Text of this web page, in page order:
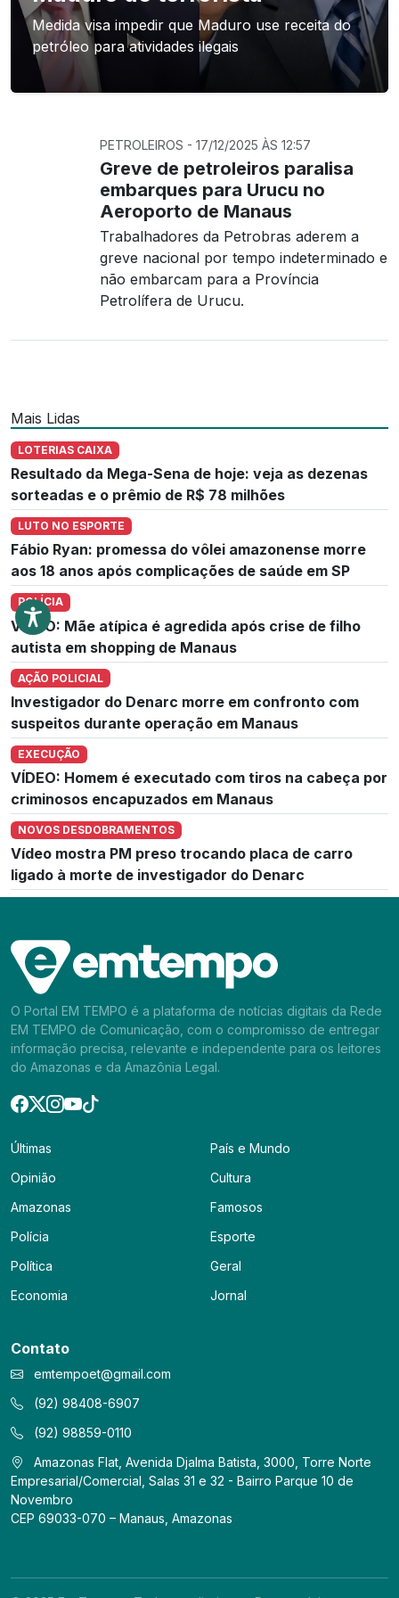
Medida visa impedir que Maduro use receita do
petróleo para atividades ilegais
PETROLEIROS - 17/12/2025 ÀS 12:57
Greve de petroleiros paralisa
embarques para Urucu no
Aeroporto de Manaus
Trabalhadores da Petrobras aderem a
greve nacional por tempo indeterminado e
não embarcam para a Província
Petrolífera de Urucu.
Mais Lidas
LOTERIAS CAIXA
Resultado da Mega-Sena de hoje: veja as dezenas
sorteadas e o prêmio de R$ 78 milhões
LUTO NO ESPORTE
Fábio Ryan: promessa do vôlei amazonense morre
aos 18 anos após complicações de saúde em SP
POLÍCIA
VÍDEO: Mãe atípica é agredida após crise de filho
autista em shopping de Manaus
AÇÃO POLICIAL
Investigador do Denarc morre em confronto com
suspeitos durante operação em Manaus
EXECUÇÃO
VÍDEO: Homem é executado com tiros na cabeça por
criminosos encapuzados em Manaus
NOVOS DESDOBRAMENTOS
Vídeo mostra PM preso trocando placa de carro
ligado à morte de investigador do Denarc
O Portal EM TEMPO é a plataforma de notícias digitais da Rede
EM TEMPO de Comunicação, com o compromisso de entregar
informação precisa, relevante e independente para os leitores
do Amazonas e da Amazônia Legal.
Últimas
Opinião
Amazonas
Polícia
Política
Economia
País e Mundo
Cultura
Famosos
Esporte
Geral
Jornal
Contato
emtempoet@gmail.com
(92) 98408-6907
(92) 98859-0110
Amazonas Flat, Avenida Djalma Batista, 3000, Torre Norte
Empresarial/Comercial, Salas 31 e 32 - Bairro Parque 10 de
Novembro
CEP 69033-070 – Manaus, Amazonas